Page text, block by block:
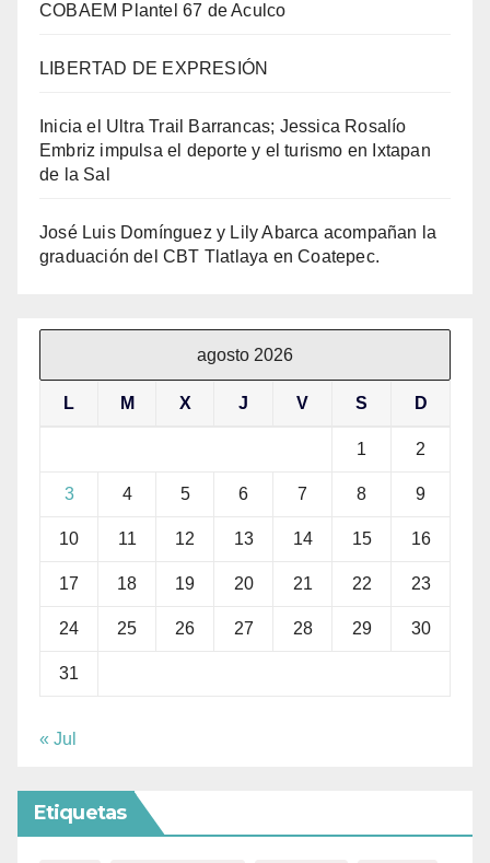
COBAEM Plantel 67 de Aculco
LIBERTAD DE EXPRESIÓN
Inicia el Ultra Trail Barrancas; Jessica Rosalío
Embriz impulsa el deporte y el turismo en Ixtapan
de la Sal
José Luis Domínguez y Lily Abarca acompañan la
graduación del CBT Tlatlaya en Coatepec.
agosto 2026
L M X J V S D
1 2
3 4 5 6 7 8 9
10 11 12 13 14 15 16
17 18 19 20 21 22 23
24 25 26 27 28 29 30
31
« Jul
Etiquetas